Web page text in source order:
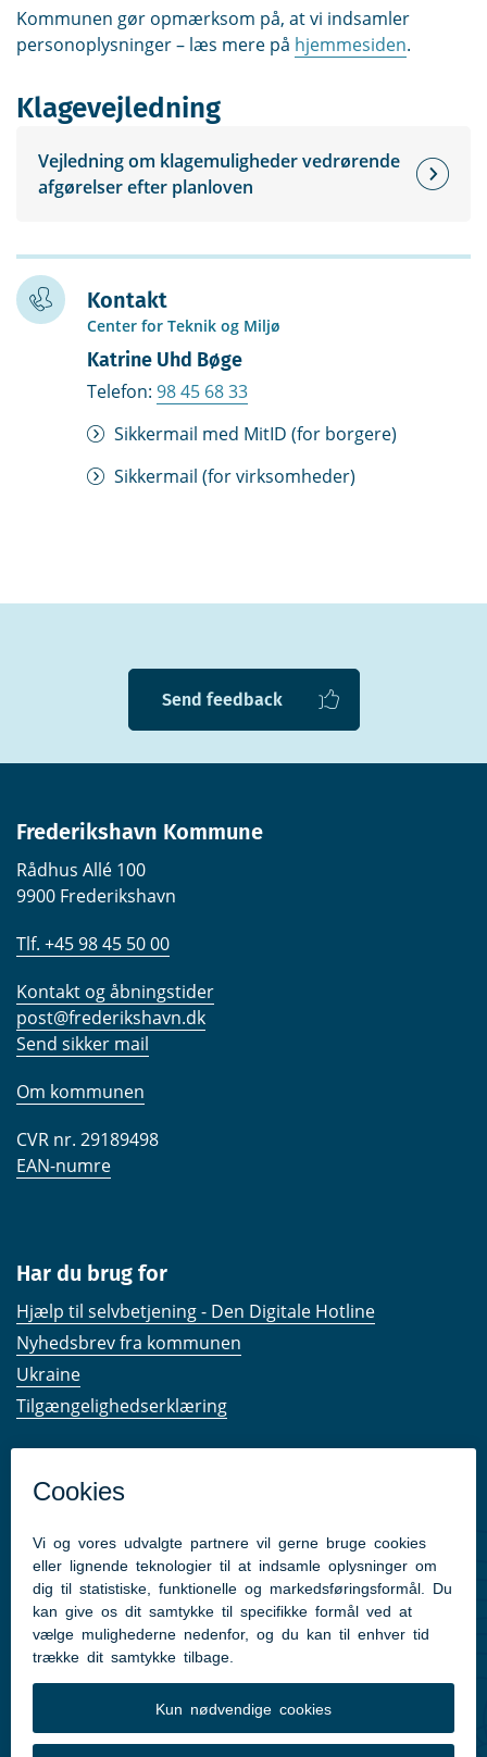
Kommunen gør opmærksom på, at vi indsamler
personoplysninger – læs mere på hjemmesiden.
Klagevejledning
Vejledning om klagemuligheder vedrørende
afgørelser efter planloven
Kontakt
Center for Teknik og Miljø
Katrine Uhd Bøge
Telefon: 98 45 68 33
Sikkermail med MitID (for borgere)
Sikkermail (for virksomheder)
Send feedback
Frederikshavn Kommune
Rådhus Allé 100
9900 Frederikshavn
Tlf. +45 98 45 50 00
Kontakt og åbningstider
post@frederikshavn.dk
Send sikker mail
Om kommunen
CVR nr. 29189498
EAN-numre
Har du brug for
Hjælp til selvbetjening - Den Digitale Hotline
Nyhedsbrev fra kommunen
Ukraine
Tilgængelighedserklæring
Følg os på Facebook
Pressekontakt
Følg med
Instagram